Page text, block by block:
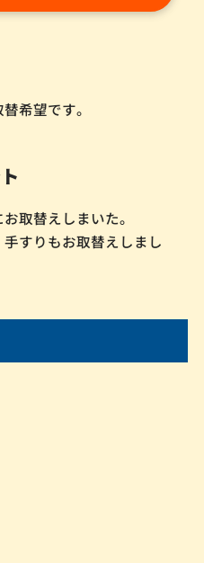
希望です。
取替えしまいた。
すりもお取替えしまし